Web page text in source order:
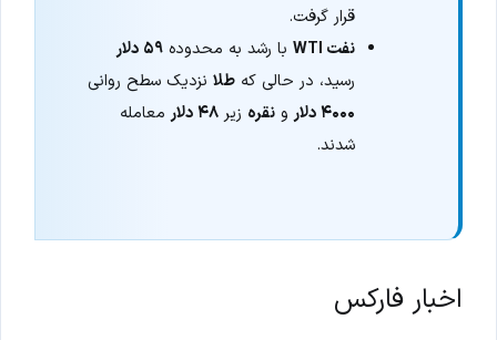
قرار گرفت.
نفت WTI
با رشد به محدوده۵۹ دلار
رسید، در حالی کهطلا نزدیک سطح روانی
۴۰۰۰ دلار
ونقره زیر۴۸ دلار
معامله
شدند.
اخبار فارکس